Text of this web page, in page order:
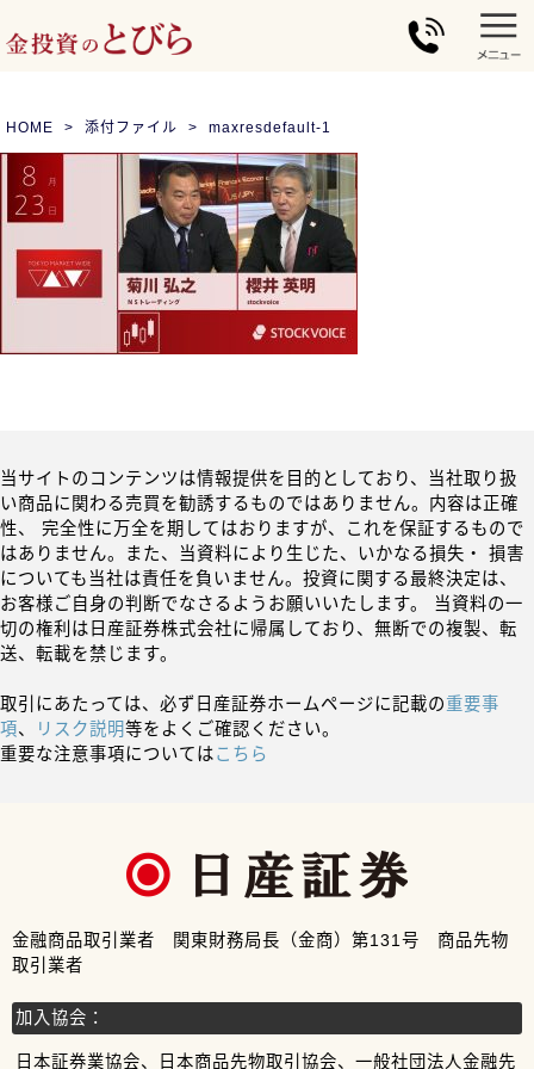
HOME 添付ファイル maxresdefault-1
当サイトのコンテンツは情報提供を目的としており、当社取り扱
い商品に関わる売買を勧誘するものではありません。内容は正確
性、 完全性に万全を期してはおりますが、これを保証するもので
はありません。また、当資料により生じた、いかなる損失・ 損害
についても当社は責任を負いません。投資に関する最終決定は、
お客様ご自身の判断でなさるようお願いいたします。 当資料の一
切の権利は日産証券株式会社に帰属しており、無断での複製、転
送、転載を禁じます。
取引にあたっては、必ず日産証券ホームページに記載の重要事
項、 リスク説明等をよくご確認ください。
重要な注意事項についてはこちら
金融商品取引業者 関東財務局長（金商）第131号 商品先物
取引業者
加入協会：
日本証券業協会、日本商品先物取引協会、一般社団法人金融先